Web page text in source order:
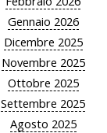
Gennaio 2026
Dicembre 2025
Novembre 2025
Ottobre 2025
Settembre 2025
Agosto 2025